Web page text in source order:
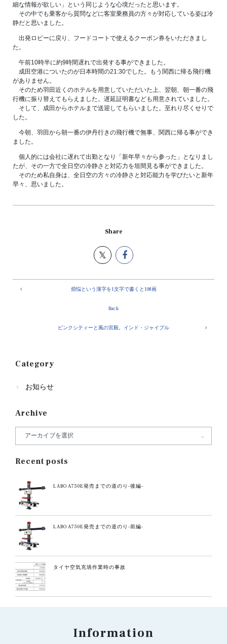
細な情報が欲しい」という同じような心境だったと思います。
その中でも乗客から質問などに客室乗務員の方々が対応している姿は冷
静だと思いました。
出発ロビーに戻り、フードコートで使えるクーポン券をいただきまし
た。
午前10時半に約9時間遅れで出発する事ができました。
成田空港についたのが日本時間の21:30でした。もう関西に帰る飛行機
がありません。
そのため羽田近くのホテルを用意していただいた上、翌朝、朝一番の飛
行機に振り替えてもらえました。遅延証明書なども用意されていました。
そして、成田からホテルまで送迎してもらいました。至れり尽くせりで
した。
今朝、羽田から朝一番の伊丹行きの飛行機で無事、関西に帰る事ができ
ました。
個人的には会社に遅れて出勤となり「新年早々から参った」となりまし
たが、その一方で全日空の冷静さと対応力を垣間見る事ができました。
そのため私自身は、全日空の方々の冷静さと対応能力を学びたいと新年
早々、思いました。
Share
煩悩という漢字を1文字で書くと108画
Back
ピンクシティーと風の宮殿。インド・ジャイプル
Category
お知らせ
Archive
Recent posts
LABO A750E発売までの道のり-後編-
LABO A750E発売までの道のり-前編-
タイヤ空気充填作業時の事故
Information